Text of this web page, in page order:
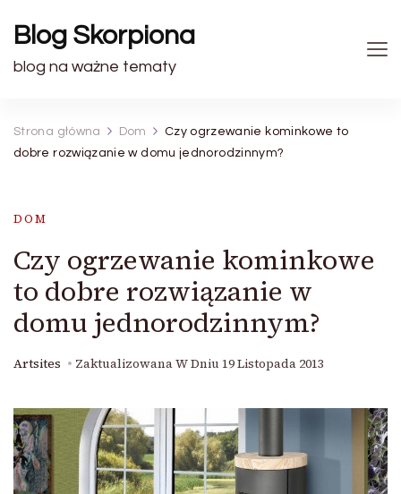
Blog Skorpiona
blog na ważne tematy
Strona główna Dom
Czy ogrzewanie kominkowe to
dobre rozwiązanie w domu jednorodzinnym?
DOM
Czy ogrzewanie kominkowe
to dobre rozwiązanie w
domu jednorodzinnym?
Artsites Zaktualizowana W Dniu 19 Listopada 2013